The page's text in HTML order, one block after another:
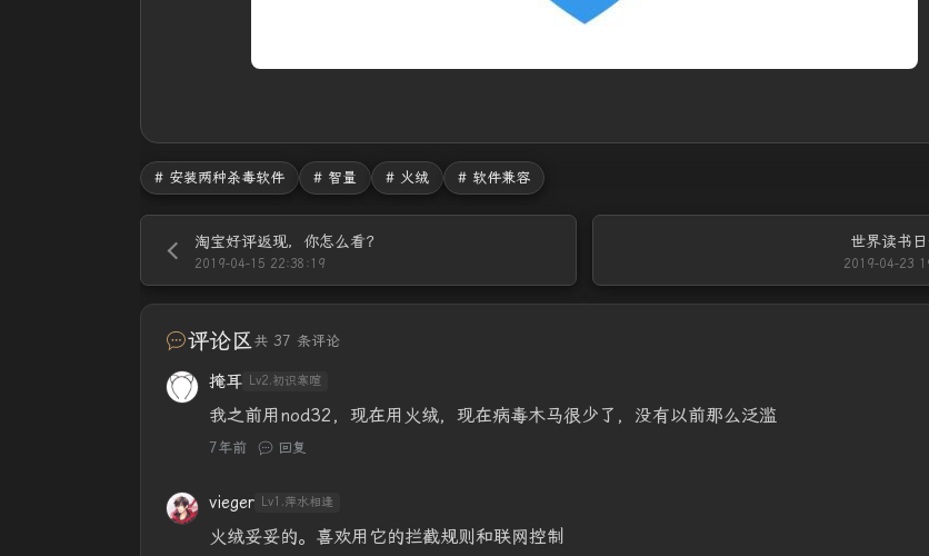
# 安装两种杀毒软件 # 智量 # 火绒 # 软件兼容
淘宝好评返现，你怎么看？
2019-04-15 22:38:19
世界读书
2019-04-23
评论区共 37 条评论
掩耳 Lv2.初识寒暄
我之前用nod32，现在用火绒，现在病毒木马很少了，没有以前那么泛滥
7年前 回复
vieger Lv1.萍水相逢
火绒妥妥的。喜欢用它的拦截规则和联网控制